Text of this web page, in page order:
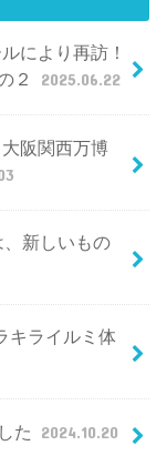
により再訪！
２
2025.06.22
阪関西万博
新しいもの
キライルミ体
た 2024.10.20